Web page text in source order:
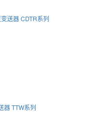
送器 CDTR系列
器 TTW系列